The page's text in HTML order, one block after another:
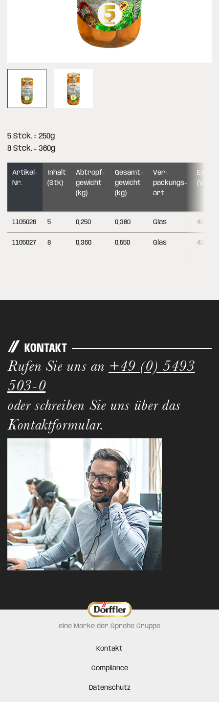
5 Stck. = 250g
8 Stck. = 360g
Artikel-
Nr.
Inhalt
(Stk)
Abtropf­
gewicht
(kg)
Gesamt­
gewicht
(kg)
Ver­
packungs­
art
EAN-
(VE)
1105026 5 0,250 0,380 Glas
1105027 8 0,360 0,550 Glas
KONTAKT
Rufen Sie uns an +49 (0) 5493
503-0
oder schreiben Sie uns über das
Kontaktformular.
eine Marke der Sprehe Gruppe
Kontakt
Compliance
Datenschutz